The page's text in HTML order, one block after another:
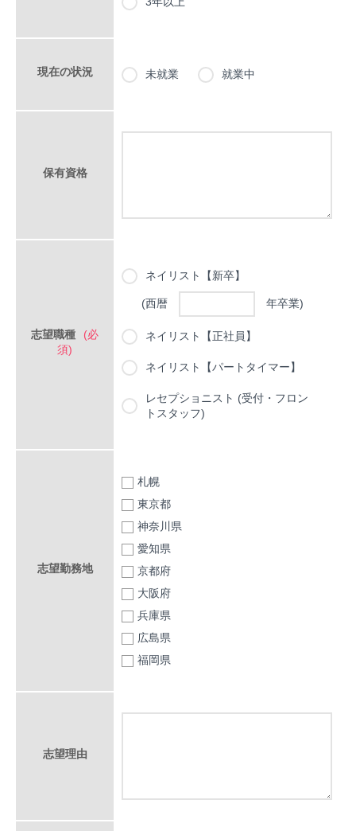
MEMBERS
- 社員インタビュー
COMPANY
- 募集要項
ENTRY
- エントリー
現在の状況 未就業 就業中
保有資格
志望職種
(必
須)
ネイリスト【新卒】
(西暦 年卒業)
ネイリスト【正社員】
ネイリスト【パートタイマー】
レセプショニスト (受付・フロン
トスタッフ)
志望勤務地
札幌
東京都
神奈川県
愛知県
京都府
大阪府
兵庫県
広島県
福岡県
志望理由